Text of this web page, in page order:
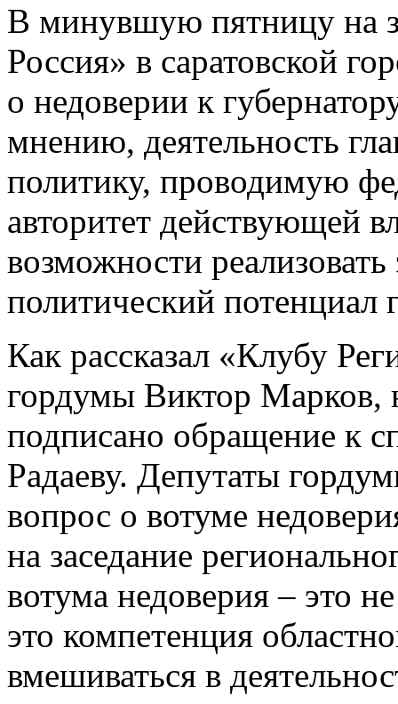
В минувшую пятницу на
Россия» в саратовской
о недоверии к
мнению, деятельность
политику, проводимую
авторитет действующей
возможности
политический потенциал
Как рассказал «Клубу
гордумы Виктор Марков,
подписано обращение к
Радаеву. Депутаты
вопрос о вотуме
на заседание
вотума недоверия – это
это компетенция
вмешиваться в